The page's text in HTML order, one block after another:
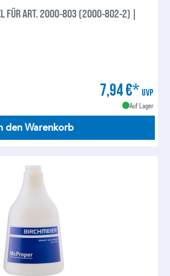
FÜR ART. 2000-803 (2000-802-2) |
7,94 €* UVP
Auf Lager
den Warenkorb